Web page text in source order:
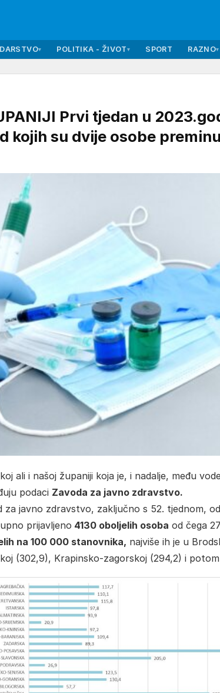
▾ POLITIKA - ŽIVOT▾ SPORT RAZNO▾
Prvi tjedan u
kojih su dvije osobe
ali i našoj županiji koja je, i nadalje, među
podaci Zavoda za javno zdravstvo.
za javno zdravstvo, zaključno s 52. tjednom,
prijavljeno 4130 oboljelih osoba od čega
na 100 000 stanovnika, najviše ih je u
(302,9), Krapinsko-zagorskoj (294,2) i